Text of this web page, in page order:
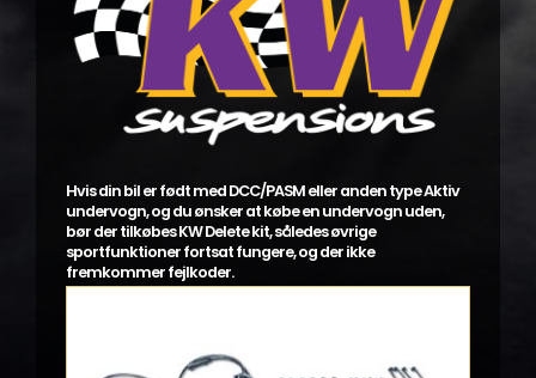
Hvis din bil er født med DCC/PASM eller anden type Aktiv
undervogn, og du ønsker at købe en undervogn uden,
bør der tilkøbes KW Delete kit, således øvrige
sportfunktioner fortsat fungere, og der ikke
fremkommer fejlkoder.